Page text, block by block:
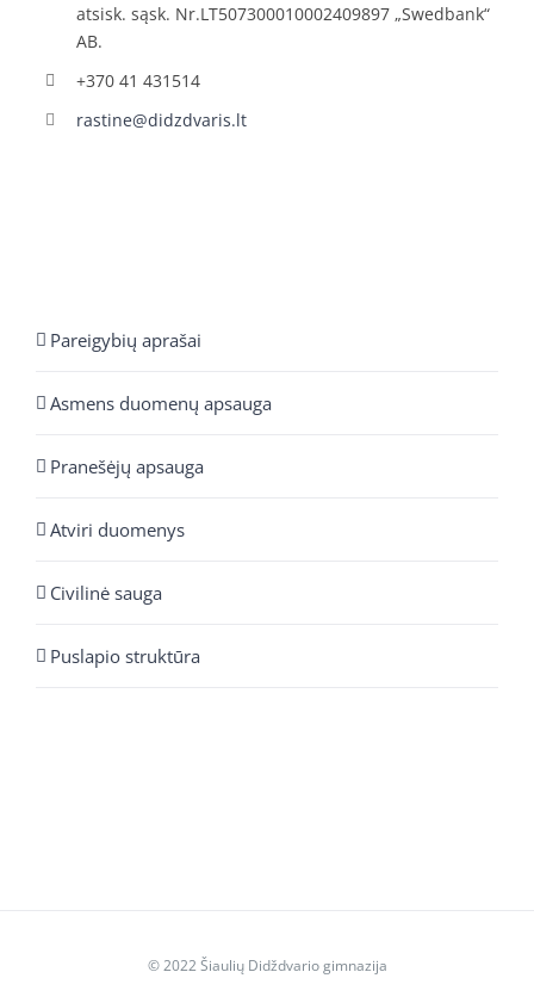
atsisk. sąsk. Nr.LT507300010002409897 „Swedbank“
AB.
+370 41 431514
rastine@didzdvaris.lt
Pareigybių aprašai
Asmens duomenų apsauga
Pranešėjų apsauga
Atviri duomenys
Civilinė sauga
Puslapio struktūra
© 2022 Šiaulių Didždvario gimnazija